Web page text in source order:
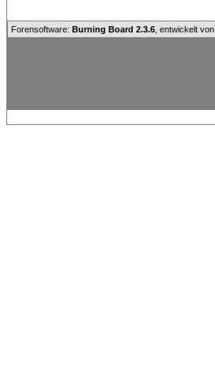
Forensoftware: Burning Board 2.3.6 , entwickelt von